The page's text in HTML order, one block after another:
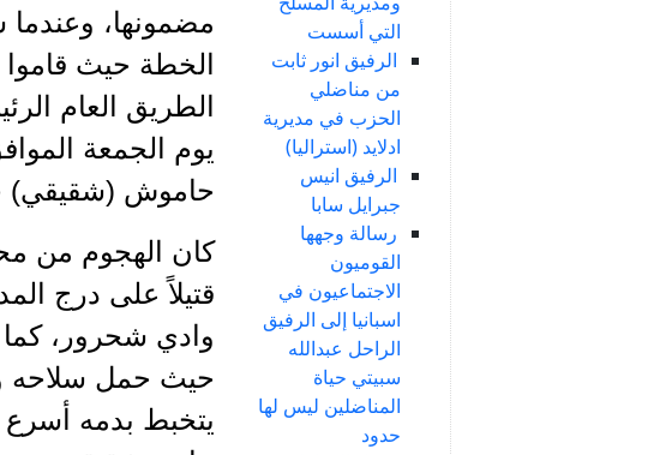
التي أسست
الرفيق انور ثابت
من مناضلي
الحزب في مديرية
ادلايد (استراليا)
الرفيق انيس
جبرايل سابا
رسالة وجهها
القوميون
الاجتماعيون في
اسبانيا إلى الرفيق
الراحل عبدالله
سبيتي حياة
المناضلين ليس لها
حدود
مضمونها، وعندما
الخطة حيث
الطريق العام
حاموش (شقيقي)
كان الهجوم من
قتيلاً على درج
وادي شحرور،
حيث حمل سلاحه
يتخبط بدمه أسرع